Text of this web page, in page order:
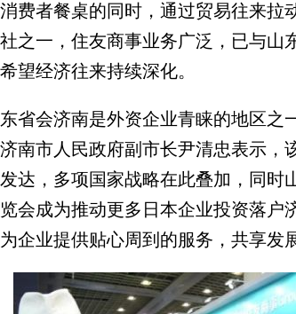
费者餐桌的同时，通过贸易往来拉
之一，住友商事业务广泛，已与山
望经济往来持续深化。
会济南是外资企业青睐的地区之
南市人民政府副市长尹清忠表示，
达，多项国家战略在此叠加，同时
会成为推动更多日本企业投资落户
企业提供贴心周到的服务，共享发